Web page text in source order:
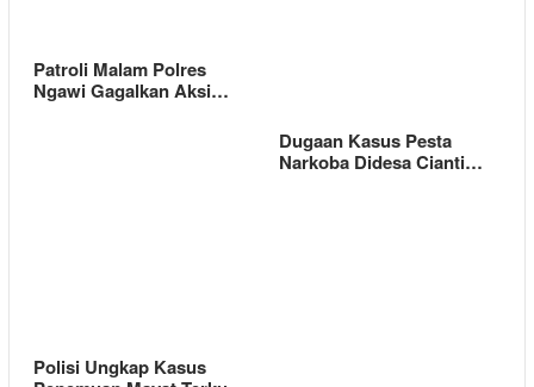
Patroli Malam Polres
Ngawi Gagalkan Aksi…
Dugaan Kasus Pesta
Narkoba Didesa Cianti…
Polisi Ungkap Kasus